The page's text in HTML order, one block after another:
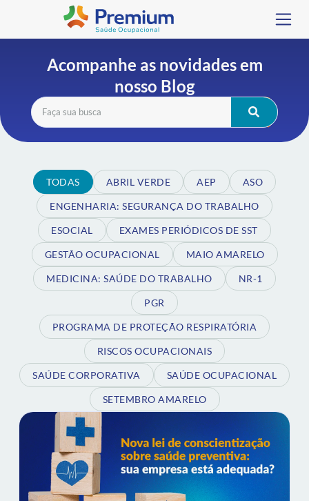
Acompanhe as novidades em
nosso Blog
ABRIL VERDE AEP ASO
ENGENHARIA: SEGURANÇA DO TRABALHO
ESOCIAL EXAMES PERIÓDICOS DE SST
GESTÃO OCUPACIONAL MAIO AMARELO
MEDICINA: SAÚDE DO TRABALHO NR-1
PGR
PROGRAMA DE PROTEÇÃO RESPIRATÓRIA
RISCOS OCUPACIONAIS
SAÚDE CORPORATIVA SAÚDE OCUPACIONAL
SETEMBRO AMARELO
TODAS